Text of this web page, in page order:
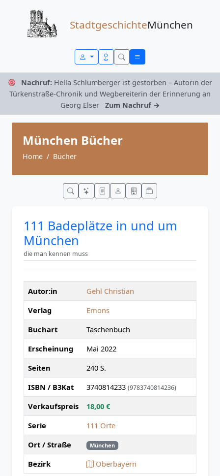
StadtgeschichteMünchen
Nachruf: Hella Schlumberger ist gestorben – Autorin der
Türkenstraße-Chronik und Wegbereiterin der Erinnerung an
Georg Elser
Zum Nachruf →
München Bücher
Home Bücher
111 Badeplätze in und um
München
die man kennen muss
Autor:in
Gehl Christian
Verlag
Emons
Buchart
Taschenbuch
Erscheinung
Mai 2022
Seiten
240 S.
ISBN / B3Kat
3740814233 (9783740814236)
Verkaufspreis
18,00 €
Serie
111 Orte
Ort / Straße
München
Bezirk Oberbayern